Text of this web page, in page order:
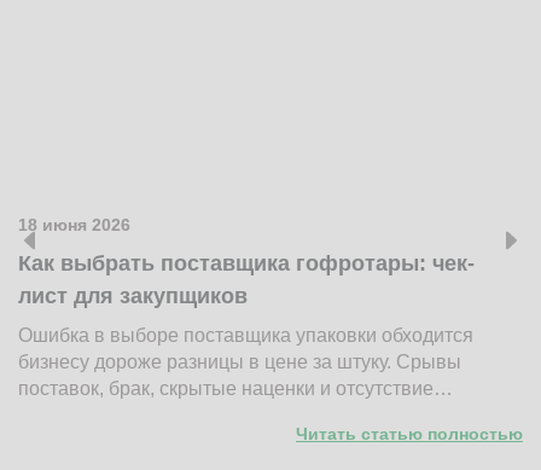
18 июня 2026
Как выбрать поставщика гофротары: чек-
лист для закупщиков
Ошибка в выборе поставщика упаковки обходится
бизнесу дороже разницы в цене за штуку. Срывы
поставок, брак, скрытые наценки и отсутствие…
Читать статью полностью